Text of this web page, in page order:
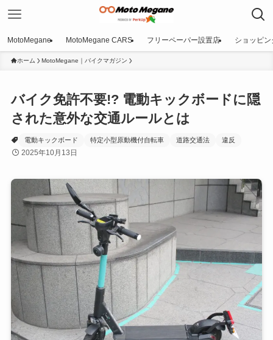
MotoMegane MotoMegane CARS フリーペーパー設置店 ショッピン
ホーム MotoMegane｜バイクマガジン
バイク免許不要!? 電動キックボードに隠
された意外な交通ルールとは
電動キックボード 特定小型原動機付自転車 道路交通法 違反
2025年10月13日